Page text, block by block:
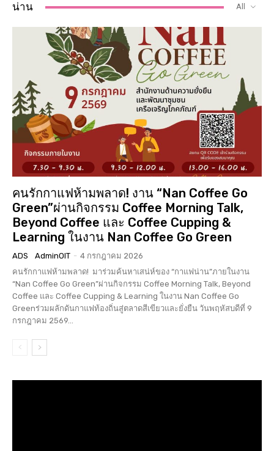
น่าน All
คนรักกาแฟห้ามพลาด! งาน “Nan Coffee Go
Green”ผ่านกิจกรรม Coffee Morning Talk,
Beyond Coffee และ Coffee Cupping &
Learning ในงาน Nan Coffee Go Green
ADS AdminOIT - 4 กรกฎาคม 2026
คนรักกาแฟห้ามพลาด! มาร่วมค้นหาเสน่ห์ของ “กาแฟน่าน”ภายในงาน
“Nan Coffee Go Green”ผ่านกิจกรรม Coffee Morning Talk, Beyond
Coffee และ Coffee Cupping & Learning ในงาน Nan Coffee Go
Greenร่วมผลักดันกาแฟท้องถิ่นสู่ตลาดสีเขียวและยั่งยืน วันพฤหัสบดีที่ 9
กรกฎาคม 2569...